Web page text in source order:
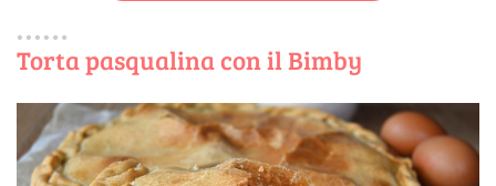
Torta pasqualina con il Bimby